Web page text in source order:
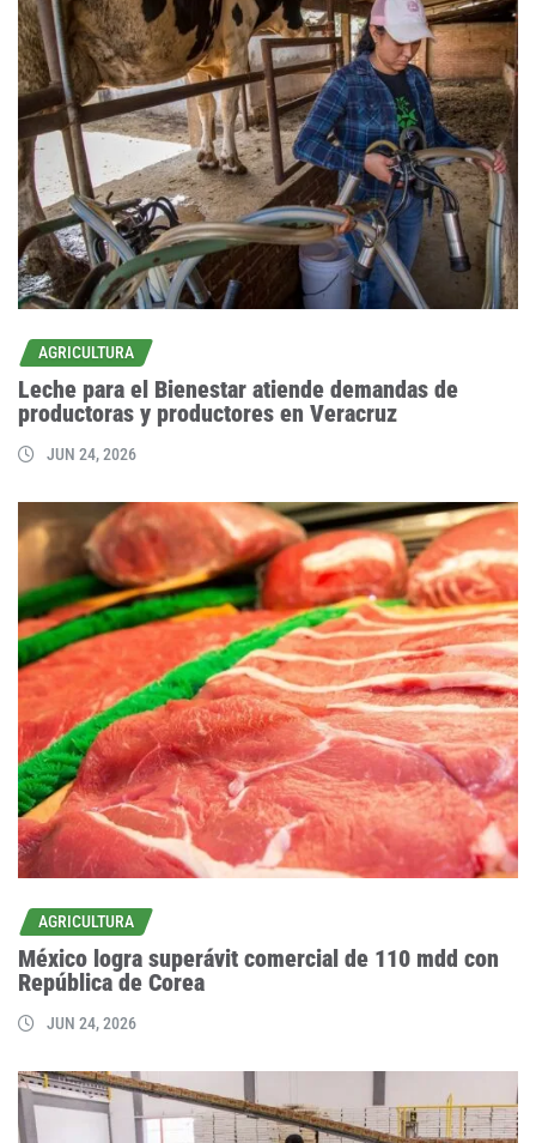
AGRICULTURA
Leche para el Bienestar atiende demandas de
productoras y productores en Veracruz
JUN 24, 2026
AGRICULTURA
México logra superávit comercial de 110 mdd con
República de Corea
JUN 24, 2026